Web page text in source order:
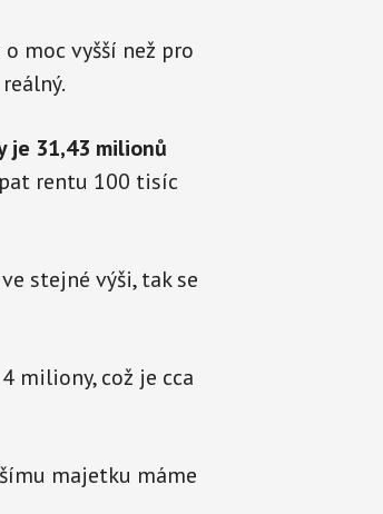
moc vyšší než pro
je 31,43 milionů
rentu 100 tisíc
stejné výši, tak se
miliony, což je cca
majetku máme